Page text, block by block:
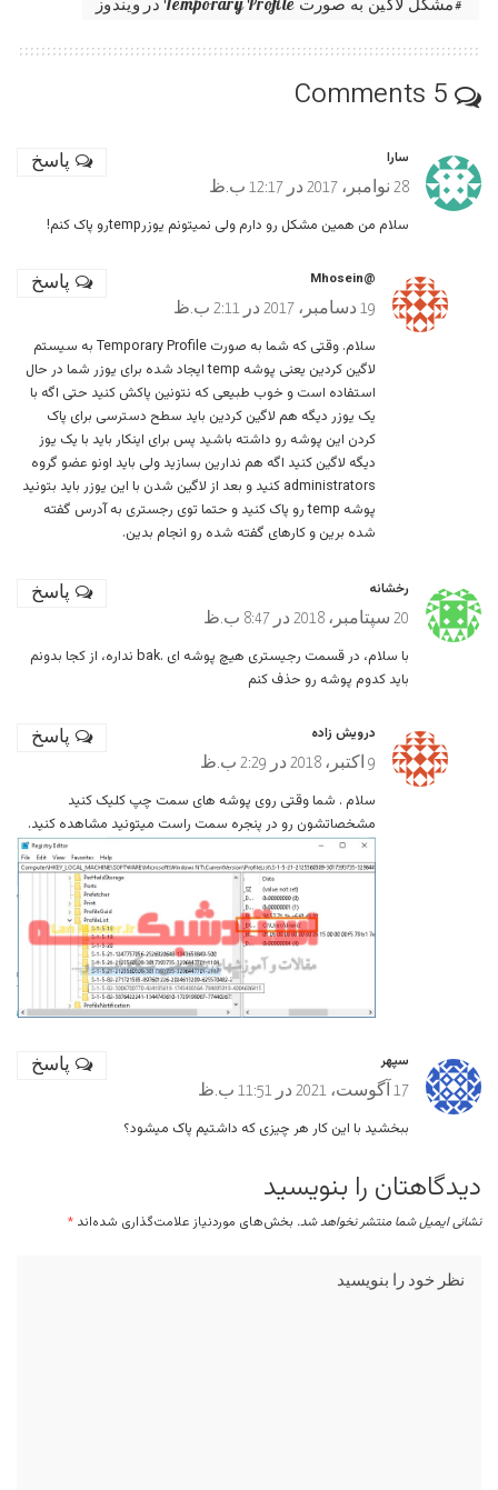
مشکل لاگین به صورت Temporary Profile در ویندوز
5 Comments
سارا
28 نوامبر، 2017 در 12:17 ب.ظ
سلام من همین مشکل رو دارم ولی نمیتونم یوزرtempرو پاک کنم!
پاسخ
@Mhosein
19 دسامبر، 2017 در 2:11 ب.ظ
سلام. وقتی که شما به صورت Temporary Profile به سیستم
لاگین کردین یعنی پوشه temp ایجاد شده برای یوزر شما در حال
استفاده است و خوب طبیعی که نتونین پاکش کنید حتی اگه با
یک یوزر دیگه هم لاگین کردین باید سطح دسترسی برای پاک
کردن این پوشه رو داشته باشید پس برای اینکار باید با یک یوز
دیگه لاگین کنید اگه هم ندارین بسازید ولی باید اونو عضو گروه
administrators کنید و بعد از لاگین شدن با این یوزر باید بتونید
پوشه temp رو پاک کنید و حتما توی رجستری به آدرس گفته
شده برین و کارهای گفته شده رو انجام بدین.
پاسخ
رخشانه
20 سپتامبر، 2018 در 8:47 ب.ظ
با سلام، در قسمت رجیستری هیچ پوشه ای .bak نداره، از کجا بدونم
باید کدوم پوشه رو حذف کنم
پاسخ
درویش زاده
9 اکتبر، 2018 در 2:29 ب.ظ
سلام . شما وقتی روی پوشه های سمت چپ کلیک کنید
مشخصاتشون رو در پنجره سمت راست میتونید مشاهده کنید.
پاسخ
سپهر
17 آگوست، 2021 در 11:51 ب.ظ
ببخشید با این کار هر چیزی که داشتیم پاک میشود؟
پاسخ
دیدگاهتان را بنویسید
نشانی ایمیل شما منتشر نخواهد شد. بخش‌های موردنیاز علامت‌گذاری شده‌اند *